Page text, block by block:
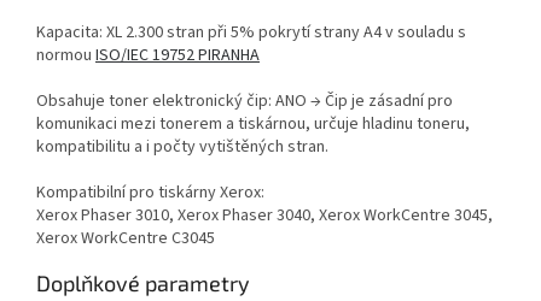
Kapacita: XL 2.300 stran při 5% pokrytí strany A4 v souladu s
normou ISO/IEC 19752 PIRANHA
Obsahuje toner elektronický čip: ANO → Čip je zásadní pro
komunikaci mezi tonerem a tiskárnou, určuje hladinu toneru,
kompatibilitu a i počty vytištěných stran.
Kompatibilní pro tiskárny Xerox:
Xerox Phaser 3010, Xerox Phaser 3040, Xerox WorkCentre 3045,
Xerox WorkCentre C3045
Doplňkové parametry